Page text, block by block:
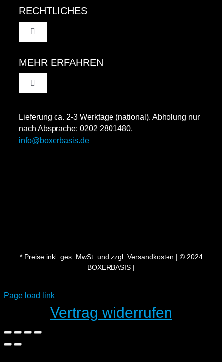
RECHTLICHES
Toggle
Navigation
AGB
Impressum
MEHR ERFAHREN
Toggle
Navigation
Zahlungsweisen
Lieferung ca. 2-3 Werktage (national). Abholung nur
nach Absprache: 0202 2801480,
info@boxerbasis.de
* Preise inkl. ges. MwSt. und zzgl. Versandkosten | © 2024
BOXERBASIS |
Page load link
Vertrag widerrufen